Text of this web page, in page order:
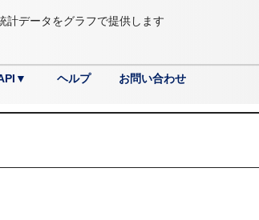
計データをグラフで提供します
･生活
ヘルプ お問い合わせ